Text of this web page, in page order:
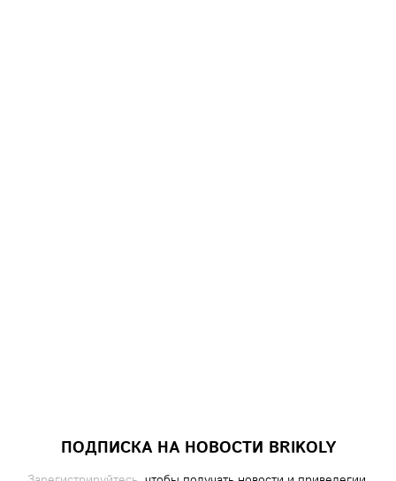
ПОДПИСКА НА НОВОСТИ BRIKOLY